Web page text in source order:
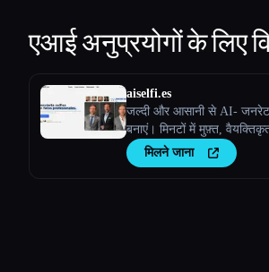
एआई अनुप्रयोगों के लिए
aiselfi.es
जल्दी और आसानी से AI- जनरेट
बनाएं। मिनटों में मुफ़्त,
के लिए हमारे टूल का इस्तेमाल
aiselfi.es
मिलने जाना